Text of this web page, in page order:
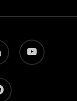
youtube